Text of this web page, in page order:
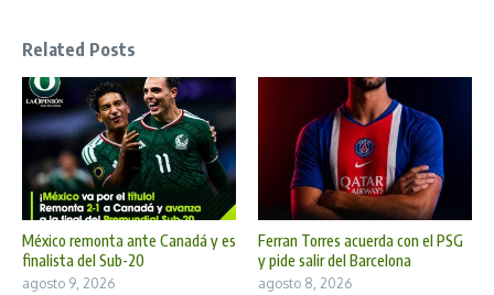
Related Posts
México remonta ante Canadá y es
finalista del Sub-20
agosto 9, 2026
Ferran Torres acuerda con el PSG
y pide salir del Barcelona
agosto 8, 2026